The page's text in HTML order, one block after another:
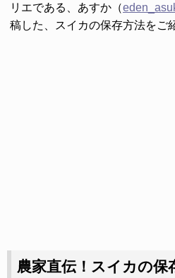
リエである、あすか（
稿した、スイカの保存方法をご
農家直伝！スイカの保